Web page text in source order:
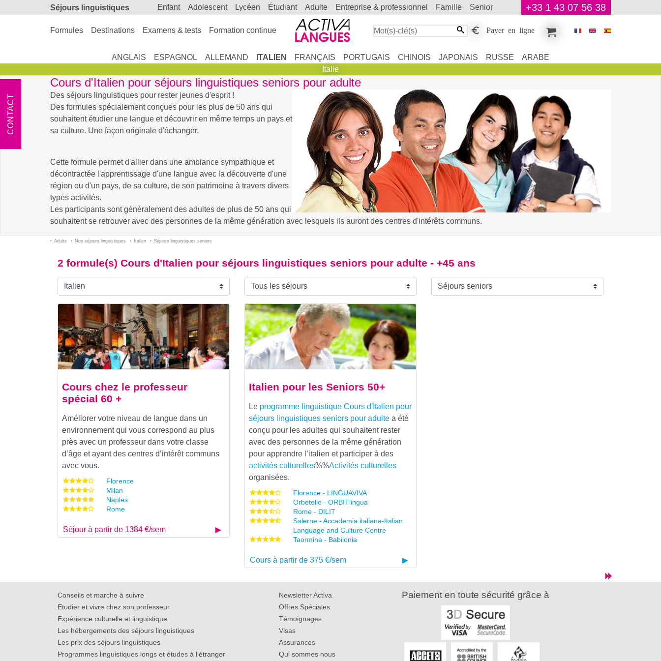
Séjours linguistiques enfant adolescent lycéen étudiant adulte entreprise & professionnel famille senior +33 1 43 07 56 38
Formules Destinations Examens & tests Formation continue Payer en ligne
ANGLAIS ESPAGNOL ALLEMAND ITALIEN FRANÇAIS PORTUGAIS CHINOIS JAPONAIS RUSSE
ARABE
Italie
Cours d'Italien pour séjours linguistiques seniors pour adulte
Des séjours linguistiques pour rester jeunes d'esprit !
Des formules spécialement conçues pour les plus de 50 ans qui
souhaitent étudier une langue et découvrir en même temps un pays et
sa culture. Une façon originale d'échanger.
Cette formule permet d'allier dans une ambiance sympathique et
décontractée l'apprentissage d'une langue avec la découverte d'une
région ou d'un pays, de sa culture, de son patrimoine à travers divers
types activités.
Les participants sont généralement des adultes de plus de 50 ans qui
souhaitent se retrouver avec des personnes de la même génération avec lesquels ils auront des centres d'intérêts communs.
Adulte Nos séjours linguistiques Italien Séjours linguistiques seniors
2 formule(s) Cours d'Italien pour séjours linguistiques seniors pour adulte - +45 ans
Cours chez le professeur
spécial 60 +
Améliorer votre niveau de langue dans un
environnement qui vous correspond au plus
près avec un professeur dans votre classe
d’âge et ayant des centres d’intérêt communs
avec vous.
Florence
Milan
Naples
Rome
Séjour à partir de 1384 €/sem
Italien pour les Seniors 50+
Le programme linguistique Cours d'Italien pour
séjours linguistiques seniors pour adultea été
conçu pour les adultes qui souhaitent rester
avec des personnes de la même génération
pour apprendre l’italien et participer à des
activités culturelles%%Activités culturelles
organisées.
Florence - LINGUAVIVA
Orbetello - ORBITlingua
Rome - DILIT
Salerne - Accademia italiana-Italian
Language and Culture Centre
Taormina - Babilonia
Cours à partir de 375 €/sem
CONTACT
Conseils et marche à suivre
Etudier et vivre chez son professeur
Expérience culturelle et linguistique
Les hébergements des séjours linguistiques
Les prix des séjours linguistiques
Programmes linguistiques longs et études à l’étranger
Newsletter Activa
Offres Spéciales
Témoignages
Visas
Assurances
Qui sommes nous
Paiement en toute sécurité grâce à